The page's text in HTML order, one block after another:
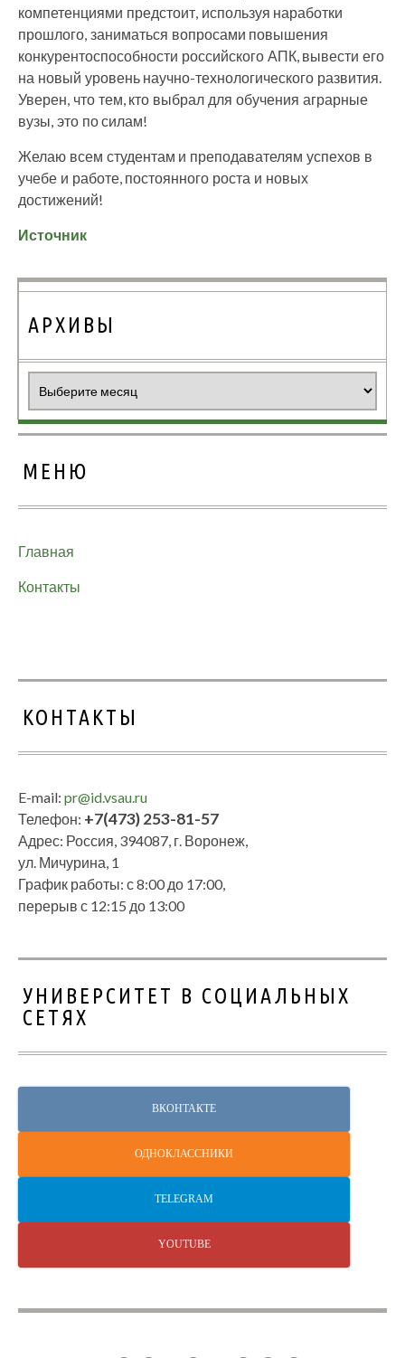
компетенциями предстоит, используя наработки
прошлого, заниматься вопросами повышения
конкурентоспособности российского АПК, вывести его
на новый уровень научно-технологического развития.
Уверен, что тем, кто выбрал для обучения аграрные
вузы, это по силам!
Желаю всем студентам и преподавателям успехов в
учебе и работе, постоянного роста и новых
достижений!
Источник
АРХИВЫ
МЕНЮ
Главная
Контакты
КОНТАКТЫ
E-mail: pr@id.vsau.ru
Телефон: +7(473) 253-81-57
Адрес: Россия, 394087, г. Воронеж,
ул. Мичурина, 1
График работы: с 8:00 до 17:00,
перерыв с 12:15 до 13:00
УНИВЕРСИТЕТ В СОЦИАЛЬНЫХ
СЕТЯХ
ВКОНТАКТЕ
ОДНОКЛАССНИКИ
TELEGRAM
YOUTUBE